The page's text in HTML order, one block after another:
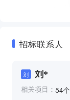
招标联系人
刘 刘*
相关项目： 54个